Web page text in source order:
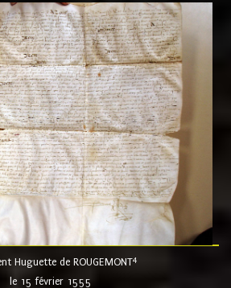
Huguette de ROUGEMONT4
le 15 février 1555